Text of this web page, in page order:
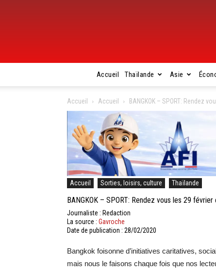
Accueil Thaïlande Asie
Accueil Accueil BANGKOK – SPORT: Rendez
Accueil Sorties, loisirs, culture Thaïlande
BANGKOK – SPORT: Rendez vous les 29
Journaliste : Redaction
La source : Gavroche
Date de publication : 28/02/2020
Bangkok foisonne d’initiatives caritatives,
mais nous le faisons chaque fois que nos